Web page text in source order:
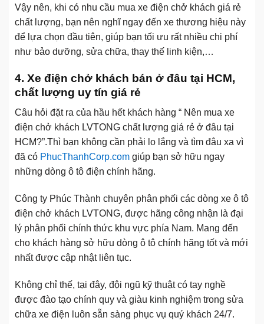
Vậy nên, khi có nhu cầu mua xe điện chở khách giá rẻ
chất lượng, bạn nên nghĩ ngay đến xe thương hiệu này
để lựa chọn đầu tiên, giúp bạn tối ưu rất nhiều chi phí
như bảo dưỡng, sửa chữa, thay thế linh kiện,…
4. Xe điện chở khách bán ở đâu tại HCM,
chất lượng uy tín giá rẻ
Câu hỏi đặt ra của hầu hết khách hàng “ Nên mua xe
điện chở khách LVTONG chất lượng giá rẻ ở đâu tại
HCM?”.Thì bạn không cần phải lo lắng và tìm đâu xa vì
đã có PhucThanhCorp.com giúp bạn sở hữu ngay
những dòng ô tô điện chính hãng.
Công ty Phúc Thành chuyên phân phối các dòng xe ô tô
điện chở khách LVTONG, được hãng công nhận là đại
lý phân phối chính thức khu vực phía Nam. Mang đến
cho khách hàng sở hữu dòng ô tô chính hãng tốt và mới
nhất được cập nhật liên tục.
Không chỉ thế, tại đây, đội ngũ kỹ thuật có tay nghề
được đào tạo chính quy và giàu kinh nghiệm trong sửa
chữa xe điện luôn sẵn sàng phục vụ quý khách 24/7.